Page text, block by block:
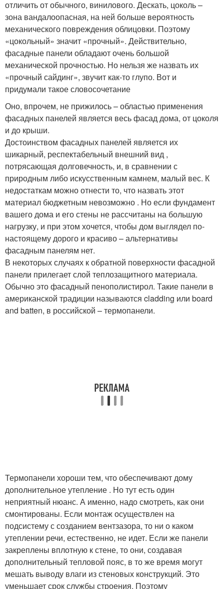
отличить от обычного, винилового. Дескать, цоколь –
зона вандалоопасная, на ней больше вероятность
механического повреждения облицовки. Поэтому
«цокольный» значит «прочный». Действительно,
фасадные панели обладают очень большой
механической прочностью. Но нельзя же назвать их
«прочный сайдинг», звучит как-то глупо. Вот и
придумали такое словосочетание
Оно, впрочем, не прижилось – областью применения
фасадных панелей является весь фасад дома, от цоколя
и до крыши.
Достоинством фасадных панелей является их
шикарный, респектабельный внешний вид ,
потрясающая долговечность, и, в сравнении с
природным либо искусственным камнем, малый вес. К
недостаткам можно отнести то, что назвать этот
материал бюджетным невозможно . Но если фундамент
вашего дома и его стены не рассчитаны на большую
нагрузку, и при этом хочется, чтобы дом выглядел по-
настоящему дорого и красиво – альтернативы
фасадным панелям нет.
В некоторых случаях к обратной поверхности фасадной
панели прилегает слой теплозащитного материала.
Обычно это фасадный пенополистирол. Такие панели в
американской традиции называются cladding или board
and batten, в российской – термопанели.
Термопанели хороши тем, что обеспечивают дому
дополнительное утепление . Но тут есть один
неприятный нюанс. А именно, надо смотреть, как они
смонтированы. Если монтаж осуществлен на
подсистему с созданием вентзазора, то ни о каком
утеплении речи, естественно, не идет. Если же панели
закреплены вплотную к стене, то они, создавая
дополнительный тепловой пояс, в то же время могут
мешать выводу влаги из стеновых конструкций. Это
уменьшает срок службы строения. Поэтому